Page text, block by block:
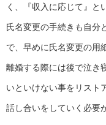
く、『収入に応じて』と
氏名変更の手続きも自分
で、早めに氏名変更の用
離婚する際には後で泣き
いといけない事をリスト
話し合いをしていく必要